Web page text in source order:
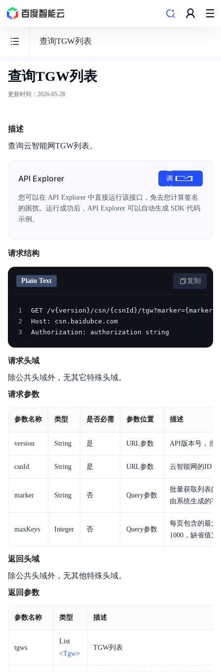
查询TGW列表
云
智
CSN
产品描述
操作指南
典型实践
API参考
服务等级协议SLA
查询TGW列表
更新时间 ： 2026-05-28
描述
查询云智能网TGW列表。
API Explorer
调
试
您可以在 API Explorer 中直接运行该接口，免去您计算签名
的困扰。运行成功后，API Explorer 可以自动生成 SDK 代码
示例。
请求结构
Plain Text 复制
1
2
3
Authorization: authorization string
请求头域
除公共头域外，无其它特殊头域。
请求参数
参数名称 类型 是否必需 参数位置 描述
version String 是 URL参数 API版本号，当
csnId String 是 URL参数 云智能网的ID
marker String 否 Query参数
批量获取列表的
由系统生成的字
maxKeys Integer 否 Query参数
每页包含的最大
1000，缺省值为
返回头域
除公共头域外，无其他特殊头域。
返回参数
参数名称 类型 描述
tgws
List
<Tgw>
TGW列表